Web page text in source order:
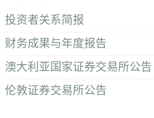
投资者关系简报
财务成果与年度报告
澳大利亚国家证券交易所公告
伦敦证券交易所公告